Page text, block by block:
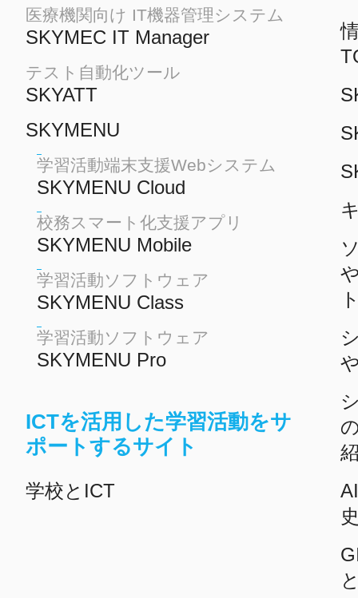
医療機関向け IT機器管理システム
SKYMEC IT Manager
テスト自動化ツール
SKYATT
SKYMENU
学習活動端末支援Webシステム
SKYMENU Cloud
校務スマート化支援アプリ
SKYMENU Mobile
学習活動ソフトウェア
SKYMENU Class
学習活動ソフトウェア
SKYMENU Pro
ICTを活用した学習活動をサ
ポートするサイト
学校とICT